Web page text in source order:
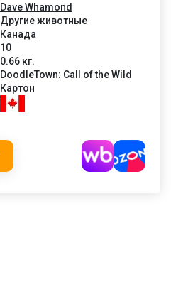
Dave Whamond
Другие животные
Канада
10
0.66 кг.
DoodleTown: Call of the Wild
Картон